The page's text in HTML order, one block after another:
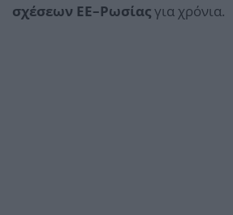
σχέσεων ΕΕ–Ρωσίαςγια χρόνια.